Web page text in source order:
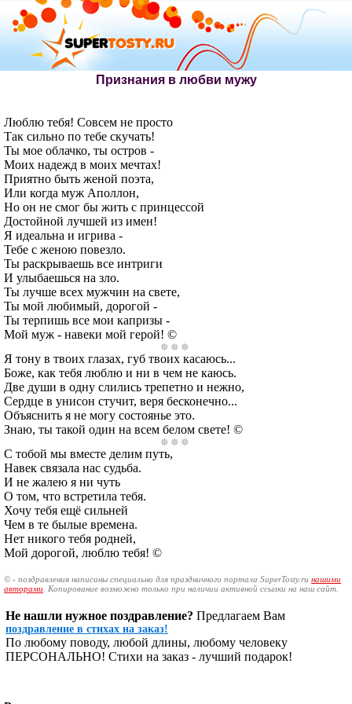
Признания в любви мужу
Люблю тебя! Совсем не просто
Так сильно по тебе скучать!
Ты мое облачко, ты остров -
Моих надежд в моих мечтах!
Приятно быть женой поэта,
Или когда муж Аполлон,
Но он не смог бы жить с принцессой
Достойной лучшей из имен!
Я идеальна и игрива -
Тебе с женою повезло.
Ты раскрываешь все интриги
И улыбаешься на зло.
Ты лучше всех мужчин на свете,
Ты мой любимый, дорогой -
Ты терпишь все мои капризы -
Мой муж - навеки мой герой! ©
Я тону в твоих глазах, губ твоих касаюсь...
Боже, как тебя люблю и ни в чем не каюсь.
Две души в одну слились трепетно и нежно,
Сердце в унисон стучит, веря бесконечно...
Объяснить я не могу состоянье это.
Знаю, ты такой один на всем белом свете! ©
С тобой мы вместе делим путь,
Навек связала нас судьба.
И не жалею я ни чуть
О том, что встретила тебя.
Хочу тебя ещё сильней
Чем в те былые времена.
Нет никого тебя родней,
Мой дорогой, люблю тебя! ©
© - поздравления написаны специально для праздничного портала SuperTosty.ru нашими
авторами . Копирование возможно только при наличии активной ссылки на наш сайт.
Не нашли нужное поздравление? Предлагаем Вам
поздравление в стихах на заказ!
По любому поводу, любой длины, любому человеку
ПЕРСОНАЛЬНО! Стихи на заказ - лучший подарок!